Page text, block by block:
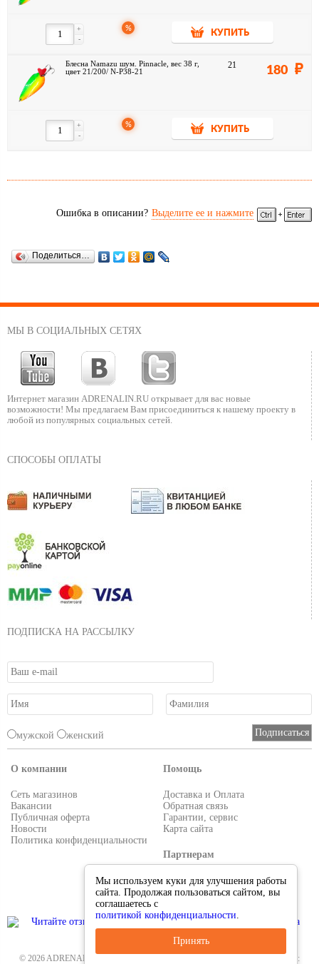
-
+ %
КУПИТЬ
Блесна Namazu шум. Pinnacle, вес 38 г,
цвет 21/200/ N-P38-21
21 180
-
+ %
КУПИТЬ
Ошибка в описании? Выделите ее и нажмите
Поделиться…
МЫ В СОЦИАЛЬНЫХ СЕТЯХ
Интернет магазин ADRENALIN.RU открывает для вас новые
возможности! Мы предлагаем Вам присоединиться к нашему проекту в
любой из популярных социальных сетей.
СПОСОБЫ ОПЛАТЫ
ПОДПИСКА НА РАССЫЛКУ
мужской женский
О компании
Сеть магазинов
Вакансии
Публичная оферта
Новости
Политика конфиденциальности
Помощь
Доставка и Оплата
Обратная связь
Гарантии, сервис
Карта сайта
Партнерам
Условия работы
Реквизиты
© 2026 ADRENALIN.RU-интернет магазин. Все для туризма и рыбалки. Тел.:
Мы используем куки для улучшения работы
сайта. Продолжая пользоваться сайтом, вы
соглашаетесь с
политикой конфиденциальности.
Принять